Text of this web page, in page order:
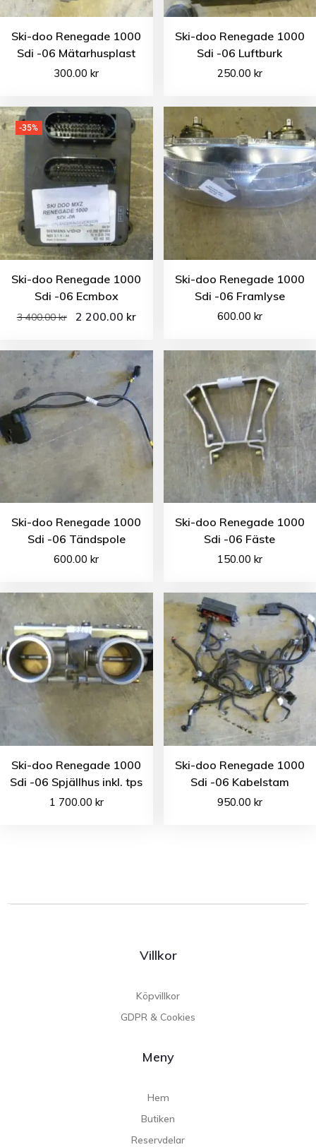
Ski-doo Renegade 1000
Sdi -06 Mätarhusplast
300.00kr
Ski-doo Renegade 1000
Sdi -06 Luftburk
250.00 kr
-35%
Ski-doo Renegade 1000
Sdi -06 Ecmbox
3 400.00kr 2 200.00 kr
Ski-doo Renegade 1000
Sdi -06 Framlyse
600.00 kr
Ski-doo Renegade 1000
Sdi -06 Tändspole
600.00kr
Ski-doo Renegade 1000
Sdi -06 Fäste
150.00 kr
Ski-doo Renegade 1000
Sdi -06 Spjällhus inkl. tps
1 700.00 kr
Ski-doo Renegade 1000
Sdi -06 Kabelstam
950.00 kr
Villkor
Köpvillkor
GDPR & Cookies
Meny
Hem
Butiken
Reservdelar